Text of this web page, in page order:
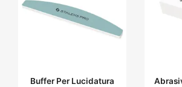
Buffer Per Lucidatura